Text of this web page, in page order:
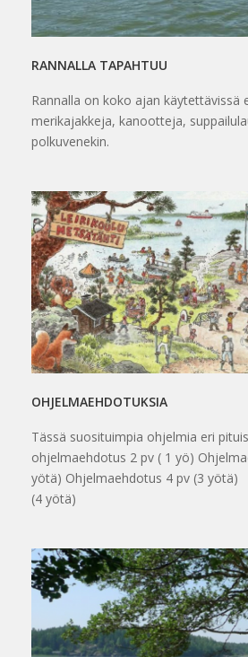
RANNALLA TAPAHTUU
Rannalla on koko ajan käytettävissä
merikajakkeja, kanootteja,
polkuvenekin.
OHJELMAEHDOTUKSIA
Tässä suosituimpia ohjelmia eri
ohjelmaehdotus 2 pv ( 1 yö)
yötä) Ohjelmaehdotus 4 pv (3 yötä)
(4 yötä)